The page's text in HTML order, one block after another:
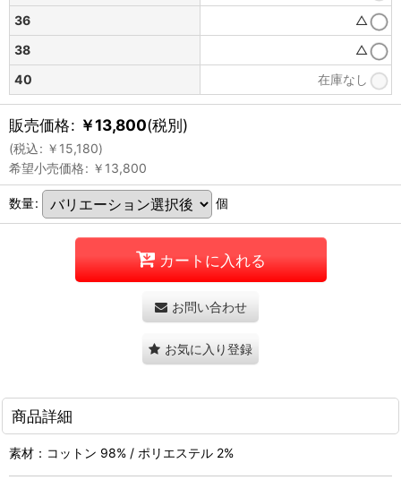
36
△
38
△
40
在庫なし
販売価格: ￥13,800(税別)
(税込: ￥ 15,180)
希望小売価格: ￥ 13,800
数量: 個
カートに入れる
お問い合わせ
お気に入り登録
商品詳細
素材：コットン 98% / ポリエステル 2%